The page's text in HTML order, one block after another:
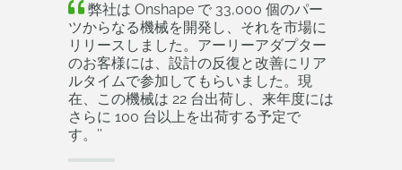
弊社は Onshape で 33,000 個のパー
ツからなる機械を開発し、それを市場に
リリースしました。アーリーアダプター
のお客様には、設計の反復と改善にリア
ルタイムで参加してもらいました。現
在、この機械は 22 台出荷し、来年度には
さらに 100 台以上を出荷する予定で
す。 ’’